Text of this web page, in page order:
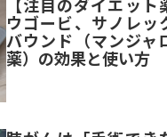
ウゴービ、サノレッ
バウンド（マンジャ
薬）の効果と使い方